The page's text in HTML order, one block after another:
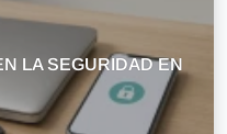
LA SEGURIDAD EN